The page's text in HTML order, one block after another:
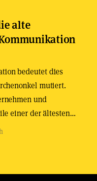
alte
bedeutet dies
mutiert.
und
einer der ältesten…